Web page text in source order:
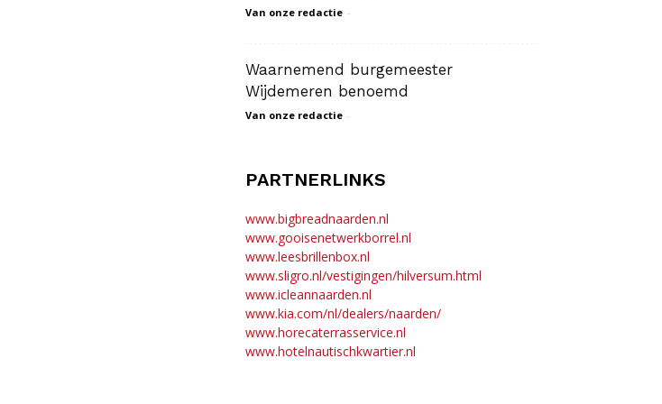
Van onze redactie -
Waarnemend burgemeester
Wijdemeren benoemd
Van onze redactie -
PARTNERLINKS
www.bigbreadnaarden.nl
www.gooisenetwerkborrel.nl
www.leesbrillenbox.nl
www.sligro.nl/vestigingen/hilversum.html
www.icleannaarden.nl
www.kia.com/nl/dealers/naarden/
www.horecaterrasservice.nl
www.hotelnautischkwartier.nl